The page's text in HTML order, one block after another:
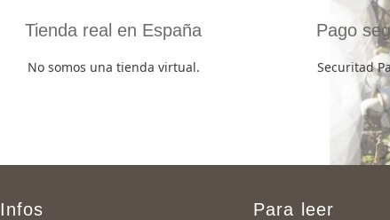
Tienda real en España
No somos una tienda virtual.
Pago
Securitad
Infos Para leer